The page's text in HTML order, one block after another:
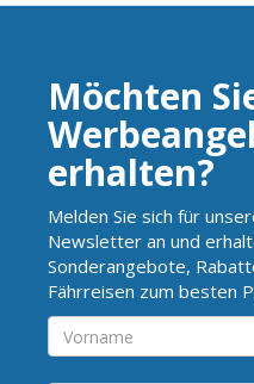
Möchten
erhalten?
Melden Sie sich für
Newsletter an und
Sonderangebote,
Fährreisen zum besten